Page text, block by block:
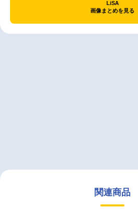
LiSA
画像まとめを見る
関連商品